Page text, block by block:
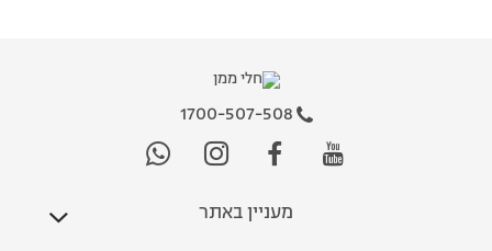
1700-507-508
מעניין באתר